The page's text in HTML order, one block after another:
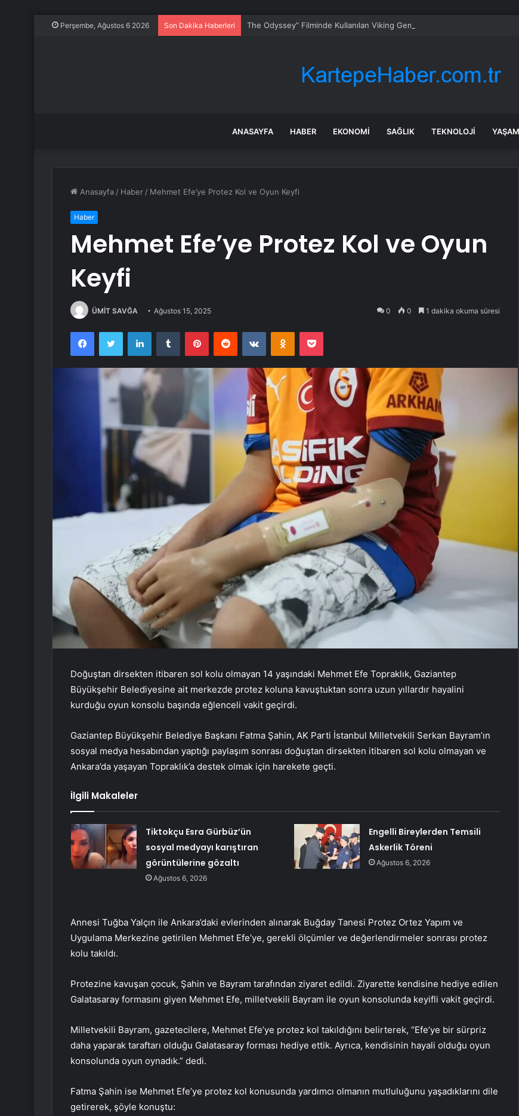
Perşembe, Ağustos 6 2026 Son Dakika Haberleri The Odyssey” Filminde Kullanılan Viking Gemisi, Norveç’in Başkenti
ANASAYFA HABER EKONOMI SAĞLIK TEKNOLOJI YAŞAM
Anasayfa / Haber / Mehmet Efe’ye Protez Kol ve Oyun Keyfi
Haber
Mehmet Efe’ye Protez Kol ve Oyun
Keyfi
ÜMİT SAVĞA Ağustos 15, 2025 0 0 1 dakika okuma süresi
FacebookTwitter LinkedInTumblr PinterestReddit VKontakteOdnoklassniki
Pocket
Doğuştan dirsekten itibaren sol kolu olmayan 14 yaşındaki Mehmet Efe Topraklık, Gaziantep
Büyükşehir Belediyesine ait merkezde protez koluna kavuştuktan sonra uzun yıllardır hayalini
kurduğu oyun konsolu başında eğlenceli vakit geçirdi.
Gaziantep Büyükşehir Belediye Başkanı Fatma Şahin, AK Parti İstanbul Milletvekili Serkan Bayram’ın
sosyal medya hesabından yaptığı paylaşım sonrası doğuştan dirsekten itibaren sol kolu olmayan ve
Ankara’da yaşayan Topraklık’a destek olmak için harekete geçti.
İlgili Makaleler
Tiktokçu Esra Gürbüz’ün
sosyal medyayı karıştıran
görüntülerine gözaltı
Ağustos 6, 2026
Engelli Bireylerden Temsili
Askerlik Töreni
Ağustos 6, 2026
Annesi Tuğba Yalçın ile Ankara’daki evlerinden alınarak Buğday Tanesi Protez Ortez Yapım ve
Uygulama Merkezine getirilen Mehmet Efe’ye, gerekli ölçümler ve değerlendirmeler sonrası protez
kolu takıldı.
Protezine kavuşan çocuk, Şahin ve Bayram tarafından ziyaret edildi. Ziyarette kendisine hediye edilen
Galatasaray formasını giyen Mehmet Efe, milletvekili Bayram ile oyun konsolunda keyifli vakit geçirdi.
Milletvekili Bayram, gazetecilere, Mehmet Efe’ye protez kol takıldığını belirterek, “Efe’ye bir sürpriz
daha yaparak taraftarı olduğu Galatasaray forması hediye ettik. Ayrıca, kendisinin hayali olduğu oyun
konsolunda oyun oynadık.” dedi.
Fatma Şahin ise Mehmet Efe’ye protez kol konusunda yardımcı olmanın mutluluğunu yaşadıklarını dile
getirerek, şöyle konuştu: